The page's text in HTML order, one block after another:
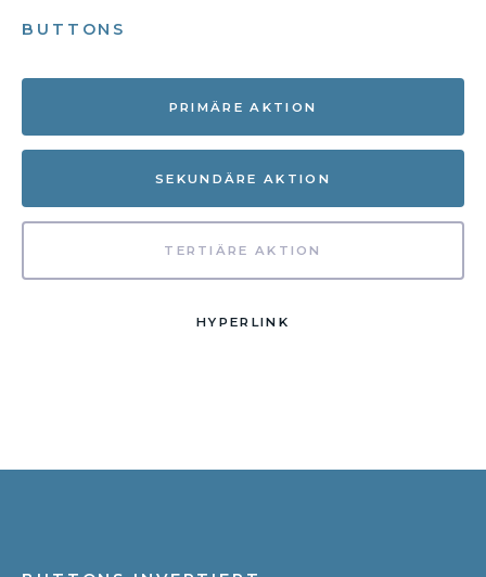
BUTTONS
PRIMÄRE AKTION
SEKUNDÄRE AKTION
TERTIÄRE AKTION
HYPERLINK